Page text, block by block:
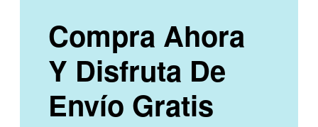
Compra Ahora
Y Disfruta De
Envío Gratis